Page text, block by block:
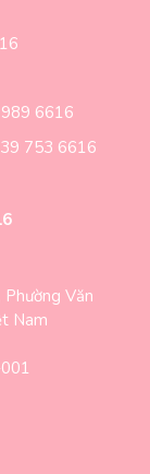
6616
753 6616
Văn
Nam